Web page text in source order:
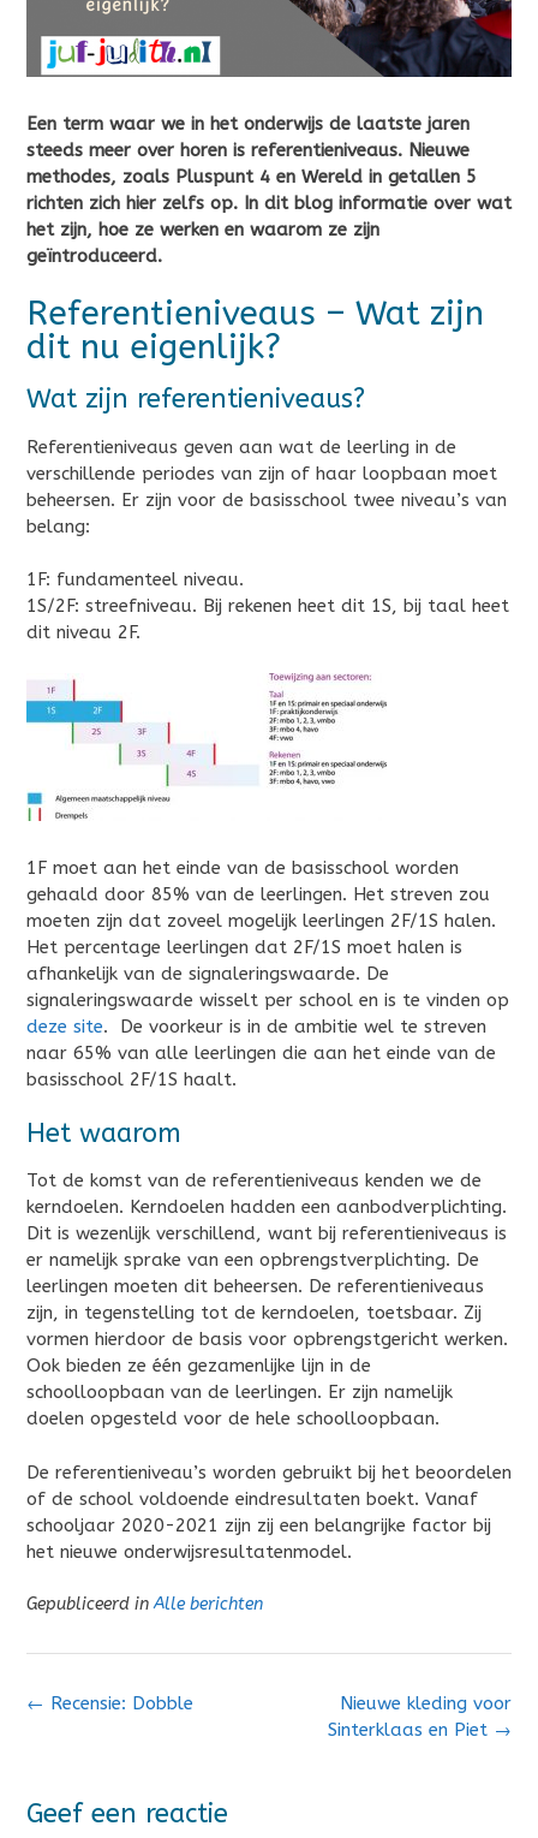
Een term waar we in het onderwijs de laatste jaren
steeds meer over horen is referentieniveaus. Nieuwe
methodes, zoals Pluspunt 4 en Wereld in getallen 5
richten zich hier zelfs op. In dit blog informatie over wat
het zijn, hoe ze werken en waarom ze zijn
geïntroduceerd.
Referentieniveaus – Wat zijn
dit nu eigenlijk?
Wat zijn referentieniveaus?
Referentieniveaus geven aan wat de leerling in de
verschillende periodes van zijn of haar loopbaan moet
beheersen. Er zijn voor de basisschool twee niveau’s van
belang:
1F: fundamenteel niveau.
1S/2F: streefniveau. Bij rekenen heet dit 1S, bij taal heet
dit niveau 2F.
1F moet aan het einde van de basisschool worden
gehaald door 85% van de leerlingen. Het streven zou
moeten zijn dat zoveel mogelijk leerlingen 2F/1S halen.
Het percentage leerlingen dat 2F/1S moet halen is
afhankelijk van de signaleringswaarde. De
signaleringswaarde wisselt per school en is te vinden op
deze site. De voorkeur is in de ambitie wel te streven
naar 65% van alle leerlingen die aan het einde van de
basisschool 2F/1S haalt.
Het waarom
Tot de komst van de referentieniveaus kenden we de
kerndoelen. Kerndoelen hadden een aanbodverplichting.
Dit is wezenlijk verschillend, want bij referentieniveaus is
er namelijk sprake van een opbrengstverplichting. De
leerlingen moeten dit beheersen. De referentieniveaus
zijn, in tegenstelling tot de kerndoelen, toetsbaar. Zij
vormen hierdoor de basis voor opbrengstgericht werken.
Ook bieden ze één gezamenlijke lijn in de
schoolloopbaan van de leerlingen. Er zijn namelijk
doelen opgesteld voor de hele schoolloopbaan.
De referentieniveau’s worden gebruikt bij het beoordelen
of de school voldoende eindresultaten boekt. Vanaf
schooljaar 2020-2021 zijn zij een belangrijke factor bij
het nieuwe onderwijsresultatenmodel.
Gepubliceerd inAlle berichten
Bericht
Nieuwe kleding voor
Sinterklaas en Piet →
← Recensie: Dobble
Geef een reactie